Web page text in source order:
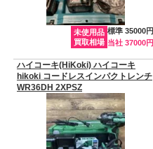
未使用品
買取相場
標準 35000円
当社 37000円
ハイコーキ(HiKoki) ハイコーキ
hikoki コードレスインパクトレンチ
WR36DH 2XPSZ